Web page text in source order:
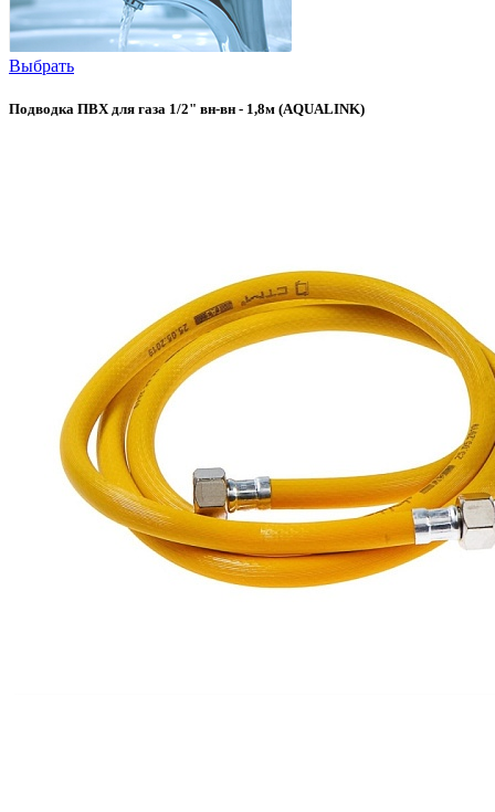
Выбрать
Подводка ПВХ для газа 1/2" вн-вн - 1,8м (AQUALINK)